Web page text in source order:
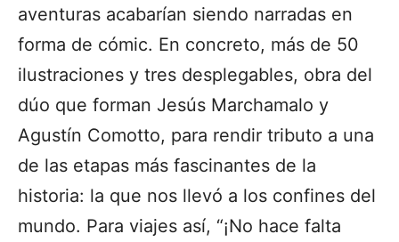
aventuras acabarían siendo narradas en
forma de cómic. En concreto, más de 50
ilustraciones y tres desplegables, obra del
dúo que forman Jesús Marchamalo y
Agustín Comotto, para rendir tributo a una
de las etapas más fascinantes de la
historia: la que nos llevó a los confines del
mundo. Para viajes así, “¡No hace falta